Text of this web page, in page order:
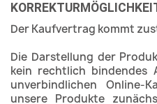
Der Kaufvertrag kommt
Die Darstellung der
kein rechtlich bindendes
unverbindlichen Online-
unsere Produkte